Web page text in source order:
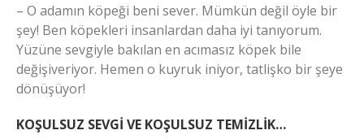
– O adamın köpeği beni sever. Mümkün değil öyle bir
şey! Ben köpekleri insanlardan daha iyi tanıyorum.
Yüzüne sevgiyle bakılan en acımasız köpek bile
değişiveriyor. Hemen o kuyruk iniyor, tatlişko bir şeye
dönüşüyor!
KOŞULSUZ SEVGİ VE KOŞULSUZ TEMİZLİK…